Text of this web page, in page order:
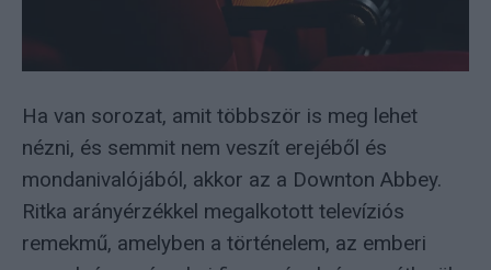
Ha van sorozat, amit többször is meg lehet
nézni, és semmit nem veszít erejéből és
mondanivalójából, akkor az a Downton Abbey.
Ritka arányérzékkel megalkotott televíziós
remekmű, amelyben a történelem, az emberi